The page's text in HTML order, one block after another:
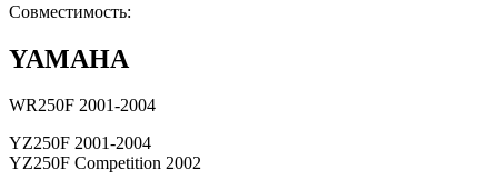
Совместимость:
YAMAHA
WR250F 2001-2004
YZ250F 2001-2004
YZ250F Competition 2002